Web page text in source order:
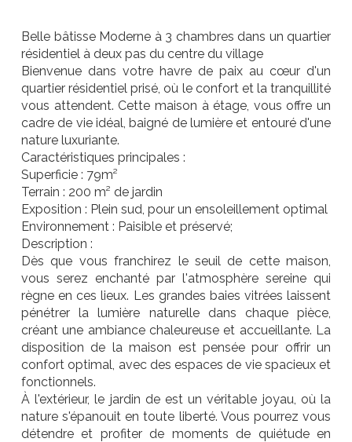
Belle bâtisse Moderne à 3 chambres dans un quartier
résidentiel à deux pas du centre du village
Bienvenue dans votre havre de paix au cœur d'un
quartier résidentiel prisé, où le confort et la tranquillité
vous attendent. Cette maison à étage, vous offre un
cadre de vie idéal, baigné de lumière et entouré d'une
nature luxuriante.
Caractéristiques principales :
Superficie : 79m²
Terrain : 200 m² de jardin
Exposition : Plein sud, pour un ensoleillement optimal
Environnement : Paisible et préservé;
Description :
Dès que vous franchirez le seuil de cette maison,
vous serez enchanté par l'atmosphère sereine qui
règne en ces lieux. Les grandes baies vitrées laissent
pénétrer la lumière naturelle dans chaque pièce,
créant une ambiance chaleureuse et accueillante. La
disposition de la maison est pensée pour offrir un
confort optimal, avec des espaces de vie spacieux et
fonctionnels.
À l'extérieur, le jardin de est un véritable joyau, où la
nature s'épanouit en toute liberté. Vous pourrez vous
détendre et profiter de moments de quiétude en